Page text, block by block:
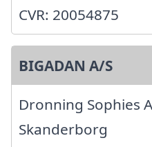
CVR: 20054875
BIGADAN A/S
Dronning Sophies
Skanderborg